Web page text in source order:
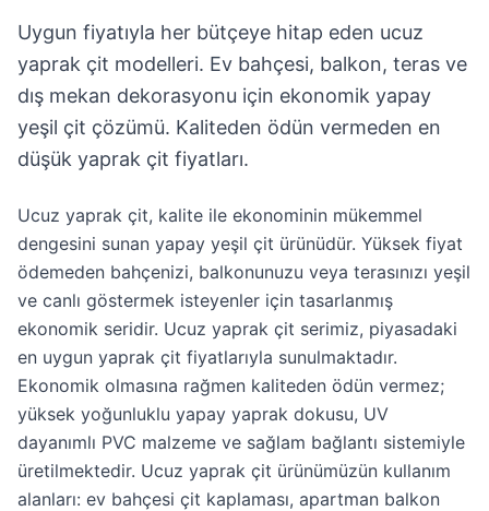
Uygun fiyatıyla her bütçeye hitap eden ucuz
yaprak çit modelleri. Ev bahçesi, balkon, teras ve
dış mekan dekorasyonu için ekonomik yapay
yeşil çit çözümü. Kaliteden ödün vermeden en
düşük yaprak çit fiyatları.
Ucuz yaprak çit, kalite ile ekonominin mükemmel
dengesini sunan yapay yeşil çit ürünüdür. Yüksek fiyat
ödemeden bahçenizi, balkonunuzu veya terasınızı yeşil
ve canlı göstermek isteyenler için tasarlanmış
ekonomik seridir. Ucuz yaprak çit serimiz, piyasadaki
en uygun yaprak çit fiyatlarıyla sunulmaktadır.
Ekonomik olmasına rağmen kaliteden ödün vermez;
yüksek yoğunluklu yapay yaprak dokusu, UV
dayanımlı PVC malzeme ve sağlam bağlantı sistemiyle
üretilmektedir. Ucuz yaprak çit ürünümüzün kullanım
alanları: ev bahçesi çit kaplaması, apartman balkon